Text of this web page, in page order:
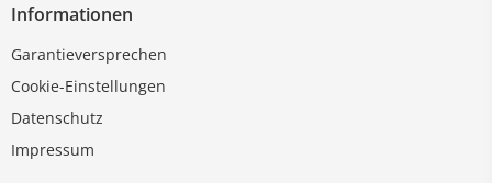
Informationen
Garantieversprechen
Cookie-Einstellungen
Datenschutz
Impressum